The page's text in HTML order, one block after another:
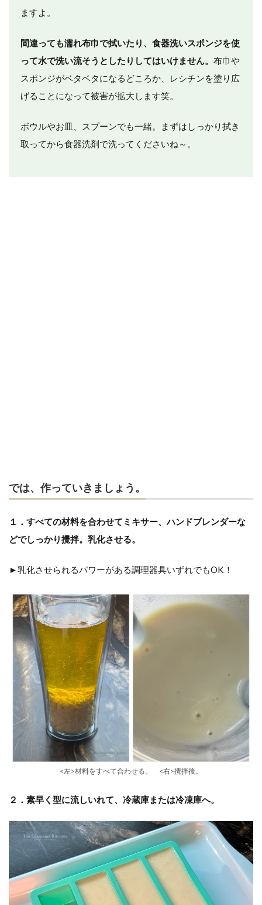
ますよ。
間違っても濡れ布巾で拭いたり、食器洗いスポンジを使
って水で洗い流そうとしたりしてはいけません。 布巾や
スポンジがベタベタになるどころか、レシチンを塗り広
げることになって被害が拡大します笑。
ボウルやお皿、スプーンでも一緒。まずはしっかり拭き
取ってから食器洗剤で洗ってくださいね～。
では、作っていきましょう。
１． すべての材料を合わせてミキサー、ハンドブレンダーな
どでしっかり攪拌。乳化させる。
►乳化させられるパワーがある調理器具いずれでもOK！
<左>材料をすべて合わせる。 <右>攪拌後。
２．素早く型に流しいれて、冷蔵庫または冷凍庫へ。